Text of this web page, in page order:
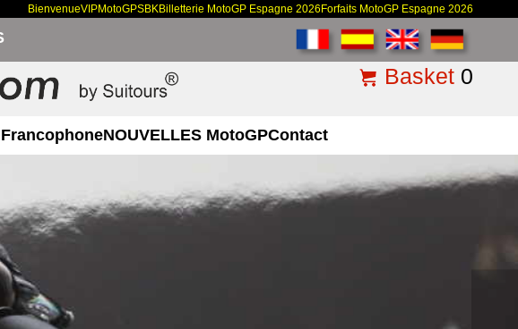
BienvenueVIPMotoGPSBKBilletterie MotoGP Espagne 2026 Forfaits MotoGP Espagne 2026
Basket 0
NOUVELLES MotoGPContact